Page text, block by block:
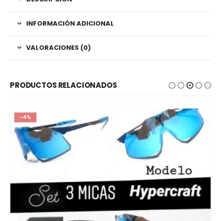
INFORMACIÓN ADICIONAL
VALORACIONES (0)
PRODUCTOS RELACIONADOS
-4%